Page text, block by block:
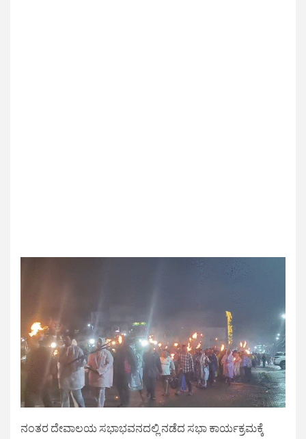
ನಂತರ ದೇವಾಲಯ ಸಭಾಭವನದಲ್ಲಿ ನಡೆದ ಸಭಾ ಕಾರ್ಯಕ್ರಮಕ್ಕೆ